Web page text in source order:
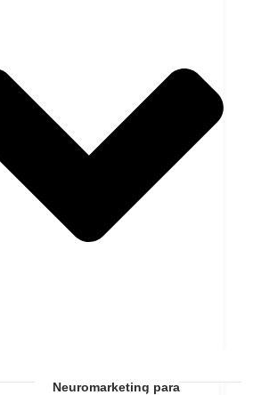
Neuromarketing para